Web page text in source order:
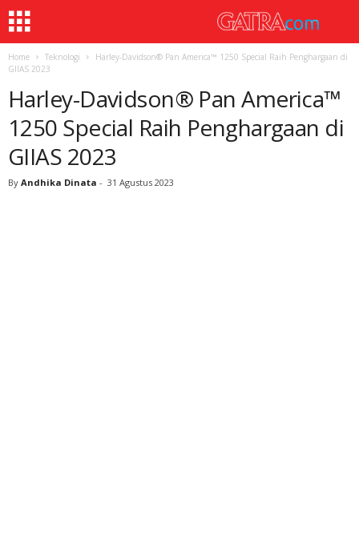
Home Teknologi
Harley-Davidson® Pan America™ 1250 Special Raih Penghargaan di
GIIAS 2023
Harley-Davidson® Pan America™
1250 Special Raih Penghargaan di
GIIAS 2023
By Andhika Dinata - 31 Agustus 2023